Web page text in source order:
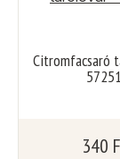
Citromfacsaró
57251
340